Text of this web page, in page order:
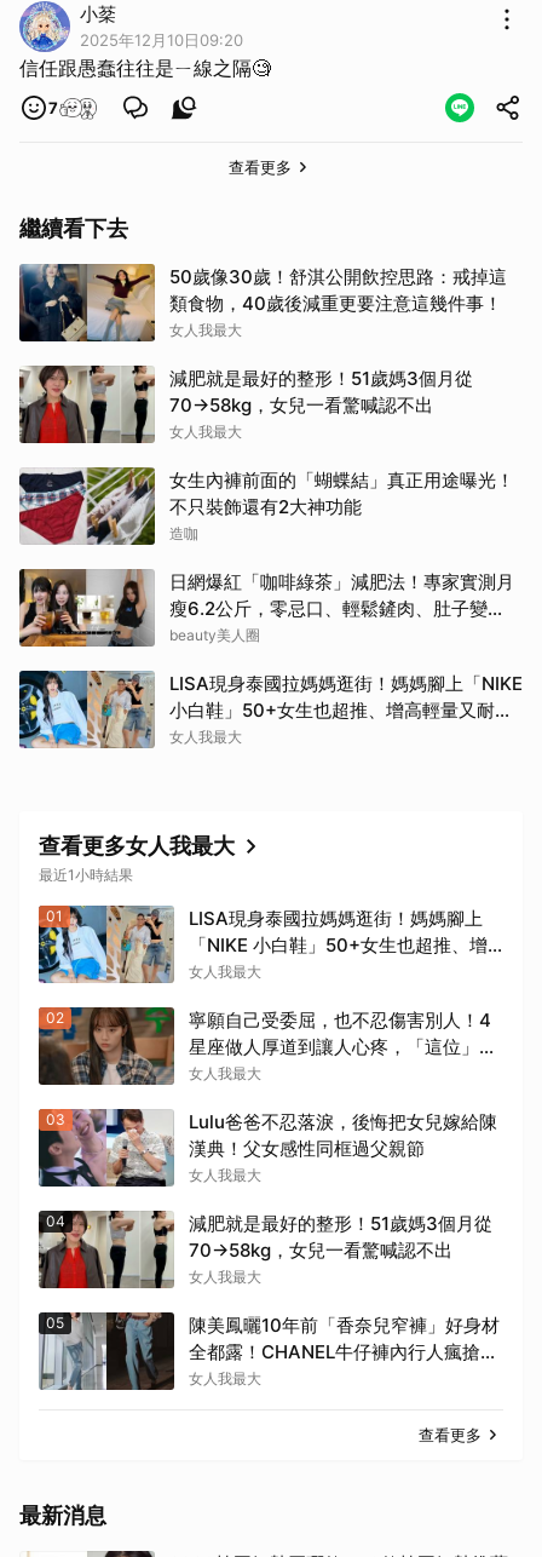
小棻
2025年12月10日09:20
信任跟愚蠢往往是ㄧ線之隔🧐
7
查看更多
繼續看下去
50歲像30歲！舒淇公開飲控思路：戒掉這
類食物，40歲後減重更要注意這幾件事！
女人我最大
減肥就是最好的整形！51歲媽3個月從
70→58kg，女兒一看驚喊認不出
女人我最大
女生內褲前面的「蝴蝶結」真正用途曝光！
不只裝飾還有2大神功能
造咖
日網爆紅「咖啡綠茶」減肥法！專家實測月
瘦6.2公斤，零忌口、輕鬆鏟肉、肚子變
小！
beauty美人圈
LISA現身泰國拉媽媽逛街！媽媽腳上「NIKE
小白鞋」50+女生也超推、增高輕量又耐
走！
女人我最大
查看更多女人我最大
最近1小時結果
01
LISA現身泰國拉媽媽逛街！媽媽腳上
「NIKE 小白鞋」50+女生也超推、增
高輕量又耐走！
女人我最大
02
寧願自己受委屈，也不忍傷害別人！4
星座做人厚道到讓人心疼，「這位」敏
感細膩搞得自己不斷內耗
女人我最大
03
Lulu爸爸不忍落淚，後悔把女兒嫁給陳
漢典！父女感性同框過父親節
女人我最大
04
減肥就是最好的整形！51歲媽3個月從
70→58kg，女兒一看驚喊認不出
女人我最大
05
陳美鳳曬10年前「香奈兒窄褲」好身材
全都露！CHANEL牛仔褲內行人瘋搶，
窄褲回歸必看這幾條
女人我最大
查看更多
最新消息